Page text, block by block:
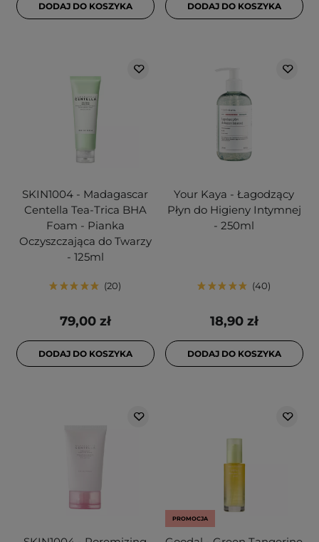
DODAJ DO KOSZYKA DODAJ DO KOSZYKA
SKIN1004 - Madagascar
Centella Tea-Trica BHA
Foam - Pianka
Oczyszczająca do Twarzy
- 125ml
20
79,00 zł
DODAJ DO KOSZYKA
Your Kaya - Łagodzący
Płyn do Higieny Intymnej
- 250ml
40
18,90 zł
DODAJ DO KOSZYKA
PROMOCJA